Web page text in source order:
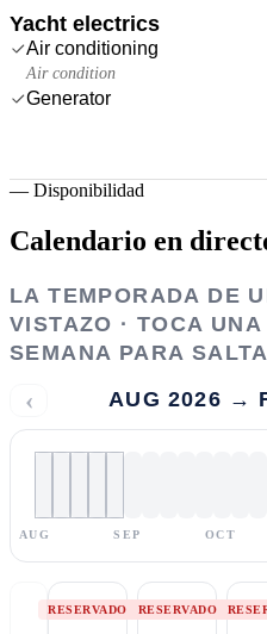
Yacht electrics
Air conditioning
Air condition
Generator
— Disponibilidad
Calendario en
LA TEMPORADA DE
VISTAZO · TOCA UNA
SEMANA PARA
‹ AUG 2026 →
AUG SEP OCT
RESERVADO RESERVADO